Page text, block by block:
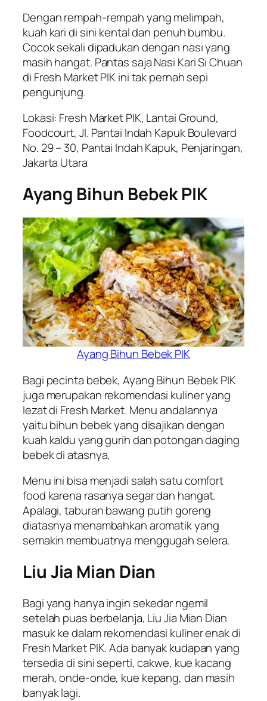
Dengan rempah-rempah yang melimpah,
kuah kari di sini kental dan penuh bumbu.
Cocok sekali dipadukan dengan nasi yang
masih hangat. Pantas saja Nasi Kari Si Chuan
di Fresh Market PIK ini tak pernah sepi
pengunjung.
Lokasi: Fresh Market PIK, Lantai Ground,
Foodcourt, Jl. Pantai Indah Kapuk Boulevard
No. 29 – 30, Pantai Indah Kapuk, Penjaringan,
Jakarta Utara
Ayang Bihun Bebek PIK
Ayang Bihun Bebek PIK
Bagi pecinta bebek, Ayang Bihun Bebek PIK
juga merupakan rekomendasi kuliner yang
lezat di Fresh Market. Menu andalannya
yaitu bihun bebek yang disajikan dengan
kuah kaldu yang gurih dan potongan daging
bebek di atasnya,
Menu ini bisa menjadi salah satucomfort
food karena rasanya segar dan hangat.
Apalagi, taburan bawang putih goreng
diatasnya menambahkan aromatik yang
semakin membuatnya menggugah selera.
Liu Jia Mian Dian
Bagi yang hanya ingin sekedar ngemil
setelah puas berbelanja, Liu Jia Mian Dian
masuk ke dalam rekomendasi kuliner enak di
Fresh Market PIK. Ada banyak kudapan yang
tersedia di sini seperti, cakwe, kue kacang
merah, onde-onde, kue kepang, dan masih
banyak lagi.